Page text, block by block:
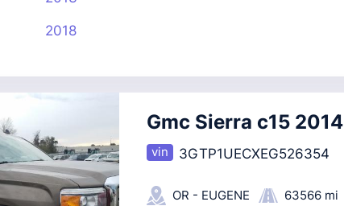
2018
Gmc Sierra c15 2014
3GTP1UECXEG526354
OR - EUGENE
63566 mi